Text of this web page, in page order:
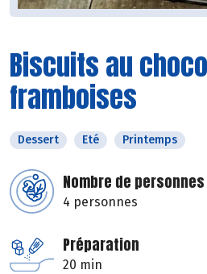
Biscuits au
framboises
Dessert Eté Printemps
Nombre de personnes
4 personnes
Préparation
20 min